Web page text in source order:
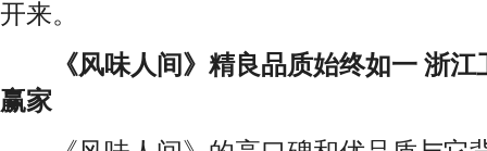
开来。
《风味人间》精良品质始终如一 浙江
赢家